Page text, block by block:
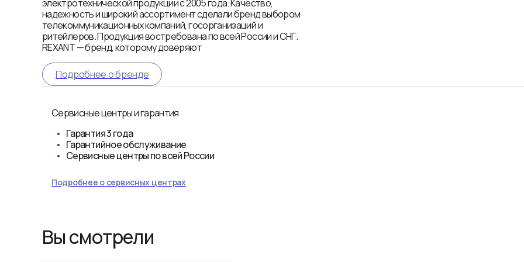
электротехнической продукции с 2005 года. Качество,
надежность и широкий ассортимент сделали бренд выбором
телекоммуникационных компаний, госорганизаций и
ритейлеров. Продукция востребована по всей России и СНГ.
REXANT — бренд, которому доверяют
Подробнее о бренде
Сервисные центры и гарантия
Гарантия3 года
Гарантийное обслуживание
Сервисные центры по всей России
Подробнее о сервисных центрах
Вы смотрели